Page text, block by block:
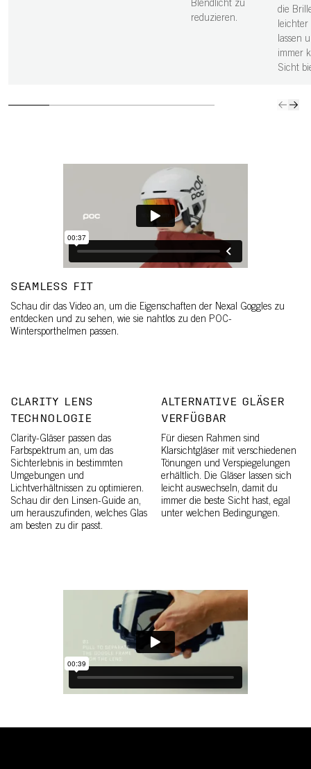
Blendlicht zu
reduzieren.
die
leichter
lassen
immer
Sicht
SEAMLESS FIT
Schau dir das Video an, um die Eigenschaften der Nexal Goggles zu
entdecken und zu sehen, wie sie nahtlos zu den POC-
Wintersporthelmen passen.
CLARITY LENS
TECHNOLOGIE
Clarity-Gläser passen das
Farbspektrum an, um das
Sichterlebnis in bestimmten
Umgebungen und
Lichtverhältnissen zu optimieren.
Schau dir den Linsen-Guide an,
um herauszufinden, welches Glas
am besten zu dir passt.
ALTERNATIVE GLÄSER
VERFÜGBAR
Für diesen Rahmen sind
Klarsichtgläser mit verschiedenen
Tönungen und Verspiegelungen
erhältlich. Die Gläser lassen sich
leicht auswechseln, damit du
immer die beste Sicht hast, egal
unter welchen Bedingungen.